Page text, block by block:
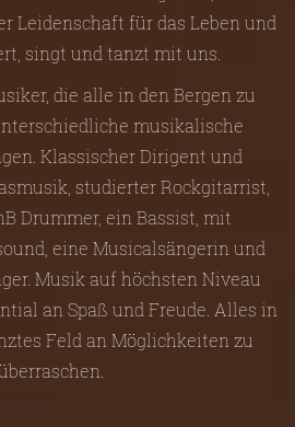
Leidenschaft für das Leben und
singt und tanzt mit uns.
die alle in den Bergen zu
musikalische
Klassischer Dirigent und
studierter Rockgitarrist,
Drummer, ein Bassist, mit
eine Musicalsängerin und
Musik auf höchsten Niveau
an Spaß und Freude. Alles in
Feld an Möglichkeiten zu